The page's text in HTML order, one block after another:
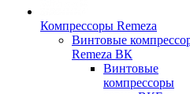
Компрессоры Remeza
Винтовые
Remeza ВК
Винтовые
компрессоры